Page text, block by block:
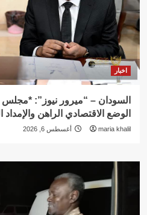
اخبار
السودان – “ميرور نيوز”:
الوضع الاقتصادي الراهن والإمداد
maria khalil أغسطس 6, 2026